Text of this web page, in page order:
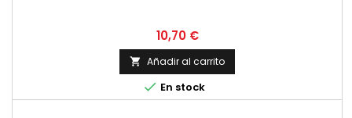
Precio
10,70 €
 Añadir al carrito
 En stock